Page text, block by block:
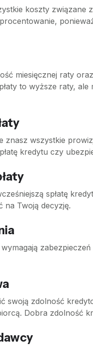
koszty związane
miesięcznej raty
to wyższe raty, ale
znasz wszystkie
kredytu czy
spłatę
na Twoją decyzję.
swoją zdolność
Dobra zdolność